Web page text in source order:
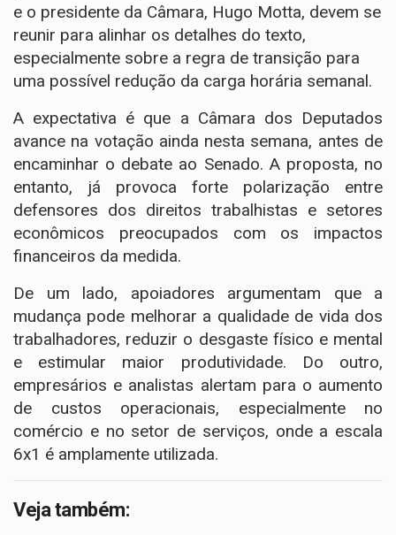
e o presidente da Câmara, Hugo Motta, devem se
reunir para alinhar os detalhes do texto,
especialmente sobre a regra de transição para
uma possível redução da carga horária semanal.
A expectativa é que a Câmara dos Deputados
avance na votação ainda nesta semana, antes de
encaminhar o debate ao Senado. A proposta, no
entanto, já provoca forte polarização entre
defensores dos direitos trabalhistas e setores
econômicos preocupados com os impactos
financeiros da medida.
De um lado, apoiadores argumentam que a
mudança pode melhorar a qualidade de vida dos
trabalhadores, reduzir o desgaste físico e mental
e estimular maior produtividade. Do outro,
empresários e analistas alertam para o aumento
de custos operacionais, especialmente no
comércio e no setor de serviços, onde a escala
6x1 é amplamente utilizada.
Veja também: